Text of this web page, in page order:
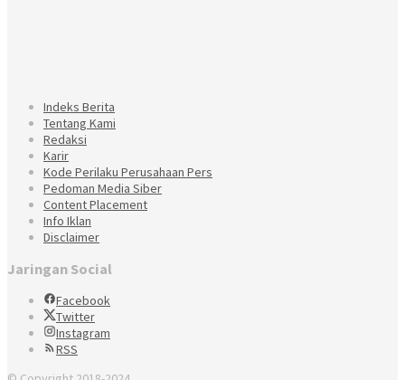
Indeks Berita
Tentang Kami
Redaksi
Karir
Kode Perilaku Perusahaan Pers
Pedoman Media Siber
Content Placement
Info Iklan
Disclaimer
Jaringan Social
Facebook
Twitter
Instagram
RSS